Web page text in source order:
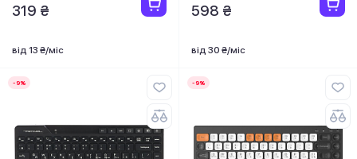
319 ₴
від 13 ₴/міс
598 ₴
від 30 ₴/міс
-9% -9%